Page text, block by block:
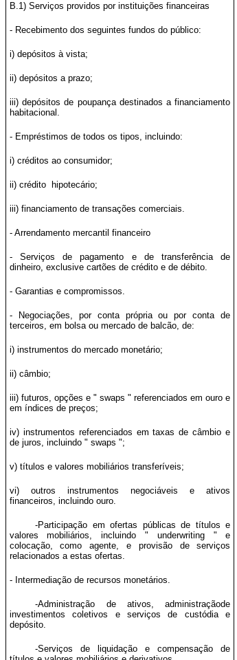
B.1) Serviços providos por instituições financeiras
- Recebimento dos seguintes fundos do público:
i) depósitos à vista;
ii) depósitos a prazo;
iii) depósitos de poupança destinados a financiamento
habitacional.
- Empréstimos de todos os tipos, incluindo:
i) créditos ao consumidor;
ii) crédito hipotecário;
iii) financiamento de transações comerciais.
- Arrendamento mercantil financeiro
- Serviços de pagamento e de transferência de
dinheiro, exclusive cartões de crédito e de débito.
- Garantias e compromissos.
- Negociações, por conta própria ou por conta de
terceiros, em bolsa ou mercado de balcão, de:
i) instrumentos do mercado monetário;
ii) câmbio;
iii) futuros, opções e " swaps" referenciados em ouro e
em índices de preços;
iv) instrumentos referenciados em taxas de câmbio e
de juros, incluindo " swaps ";
v) títulos e valores mobiliários transferíveis;
vi) outros instrumentos negociáveis e ativos
financeiros, incluindo ouro.
-Participação em ofertas públicas de títulos e
valores mobiliários, incluindo " underwriting " e
colocação, como agente, e provisão de serviços
relacionados a estas ofertas.
- Intermediação de recursos monetários.
-Administração de ativos, administraçãode
investimentos coletivos e serviços de custódia e
depósito.
-Serviços de liquidação e compensação de